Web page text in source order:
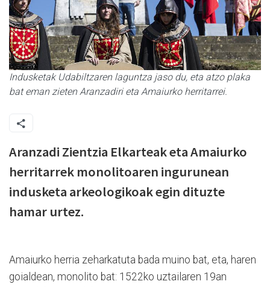
Indusketak Udabiltzaren laguntza jaso du, eta atzo plaka
bat eman zieten Aranzadiri eta Amaiurko herritarrei.
Aranzadi Zientzia Elkarteak eta Amaiurko
herritarrek monolitoaren ingurunean
indusketa arkeologikoak egin dituzte
hamar urtez.
Amaiurko herria zeharkatuta bada muino bat, eta, haren
goialdean, monolito bat: 1522ko uztailaren 19an